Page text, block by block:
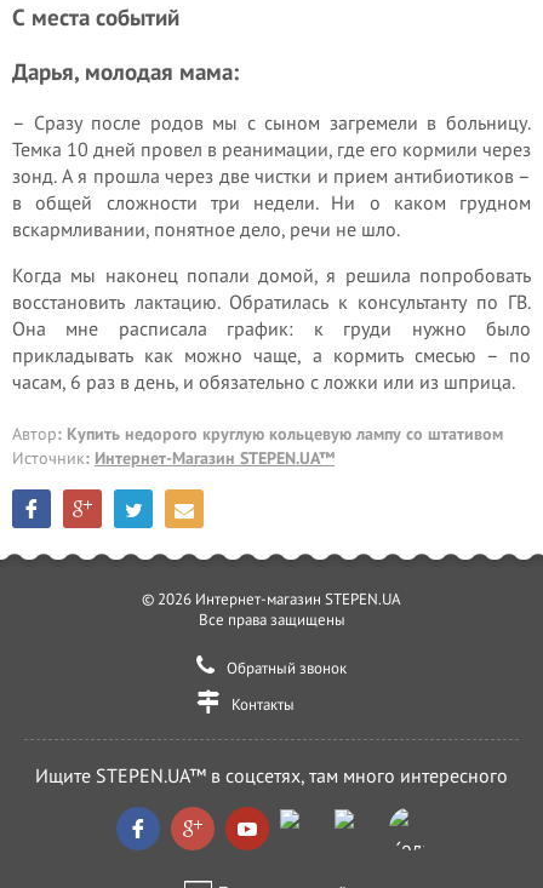
С места событий
Дарья, молодая мама:
– Сразу после родов мы с сыном загремели в больницу.
Темка 10 дней провел в реанимации, где его кормили через
зонд. А я прошла через две чистки и прием антибиотиков –
в общей сложности три недели. Ни о каком грудном
вскармливании, понятное дело, речи не шло.
Когда мы наконец попали домой, я решила попробовать
восстановить лактацию. Обратилась к консультанту по ГВ.
Она мне расписала график: к груди нужно было
прикладывать как можно чаще, а кормить смесью – по
часам, 6 раз в день, и обязательно с ложки или из шприца.
Автор: Купить недорого круглую кольцевую лампу со штативом
Источник: Интернет-Магазин STEPEN.UA™
© 2026 Интернет-магазин STEPEN.UA
Все права защищены
Обратный звонок
Контакты
Ищите STEPEN.UA™ в соцсетях, там много интересного